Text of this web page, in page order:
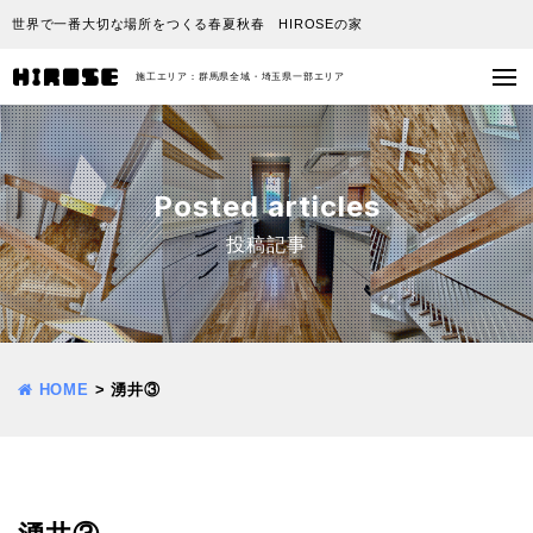
世界で一番大切な場所をつくる春夏秋春 HIROSEの家
施工エリア：群馬県全域・埼玉県一部エリア
Posted articles
投稿記事
HOME >湧井③